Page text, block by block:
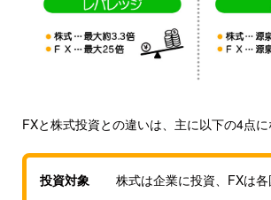
FXと株式投資との違いは、主に以下の4点に
投資対象
株式は企業に投資、FXは